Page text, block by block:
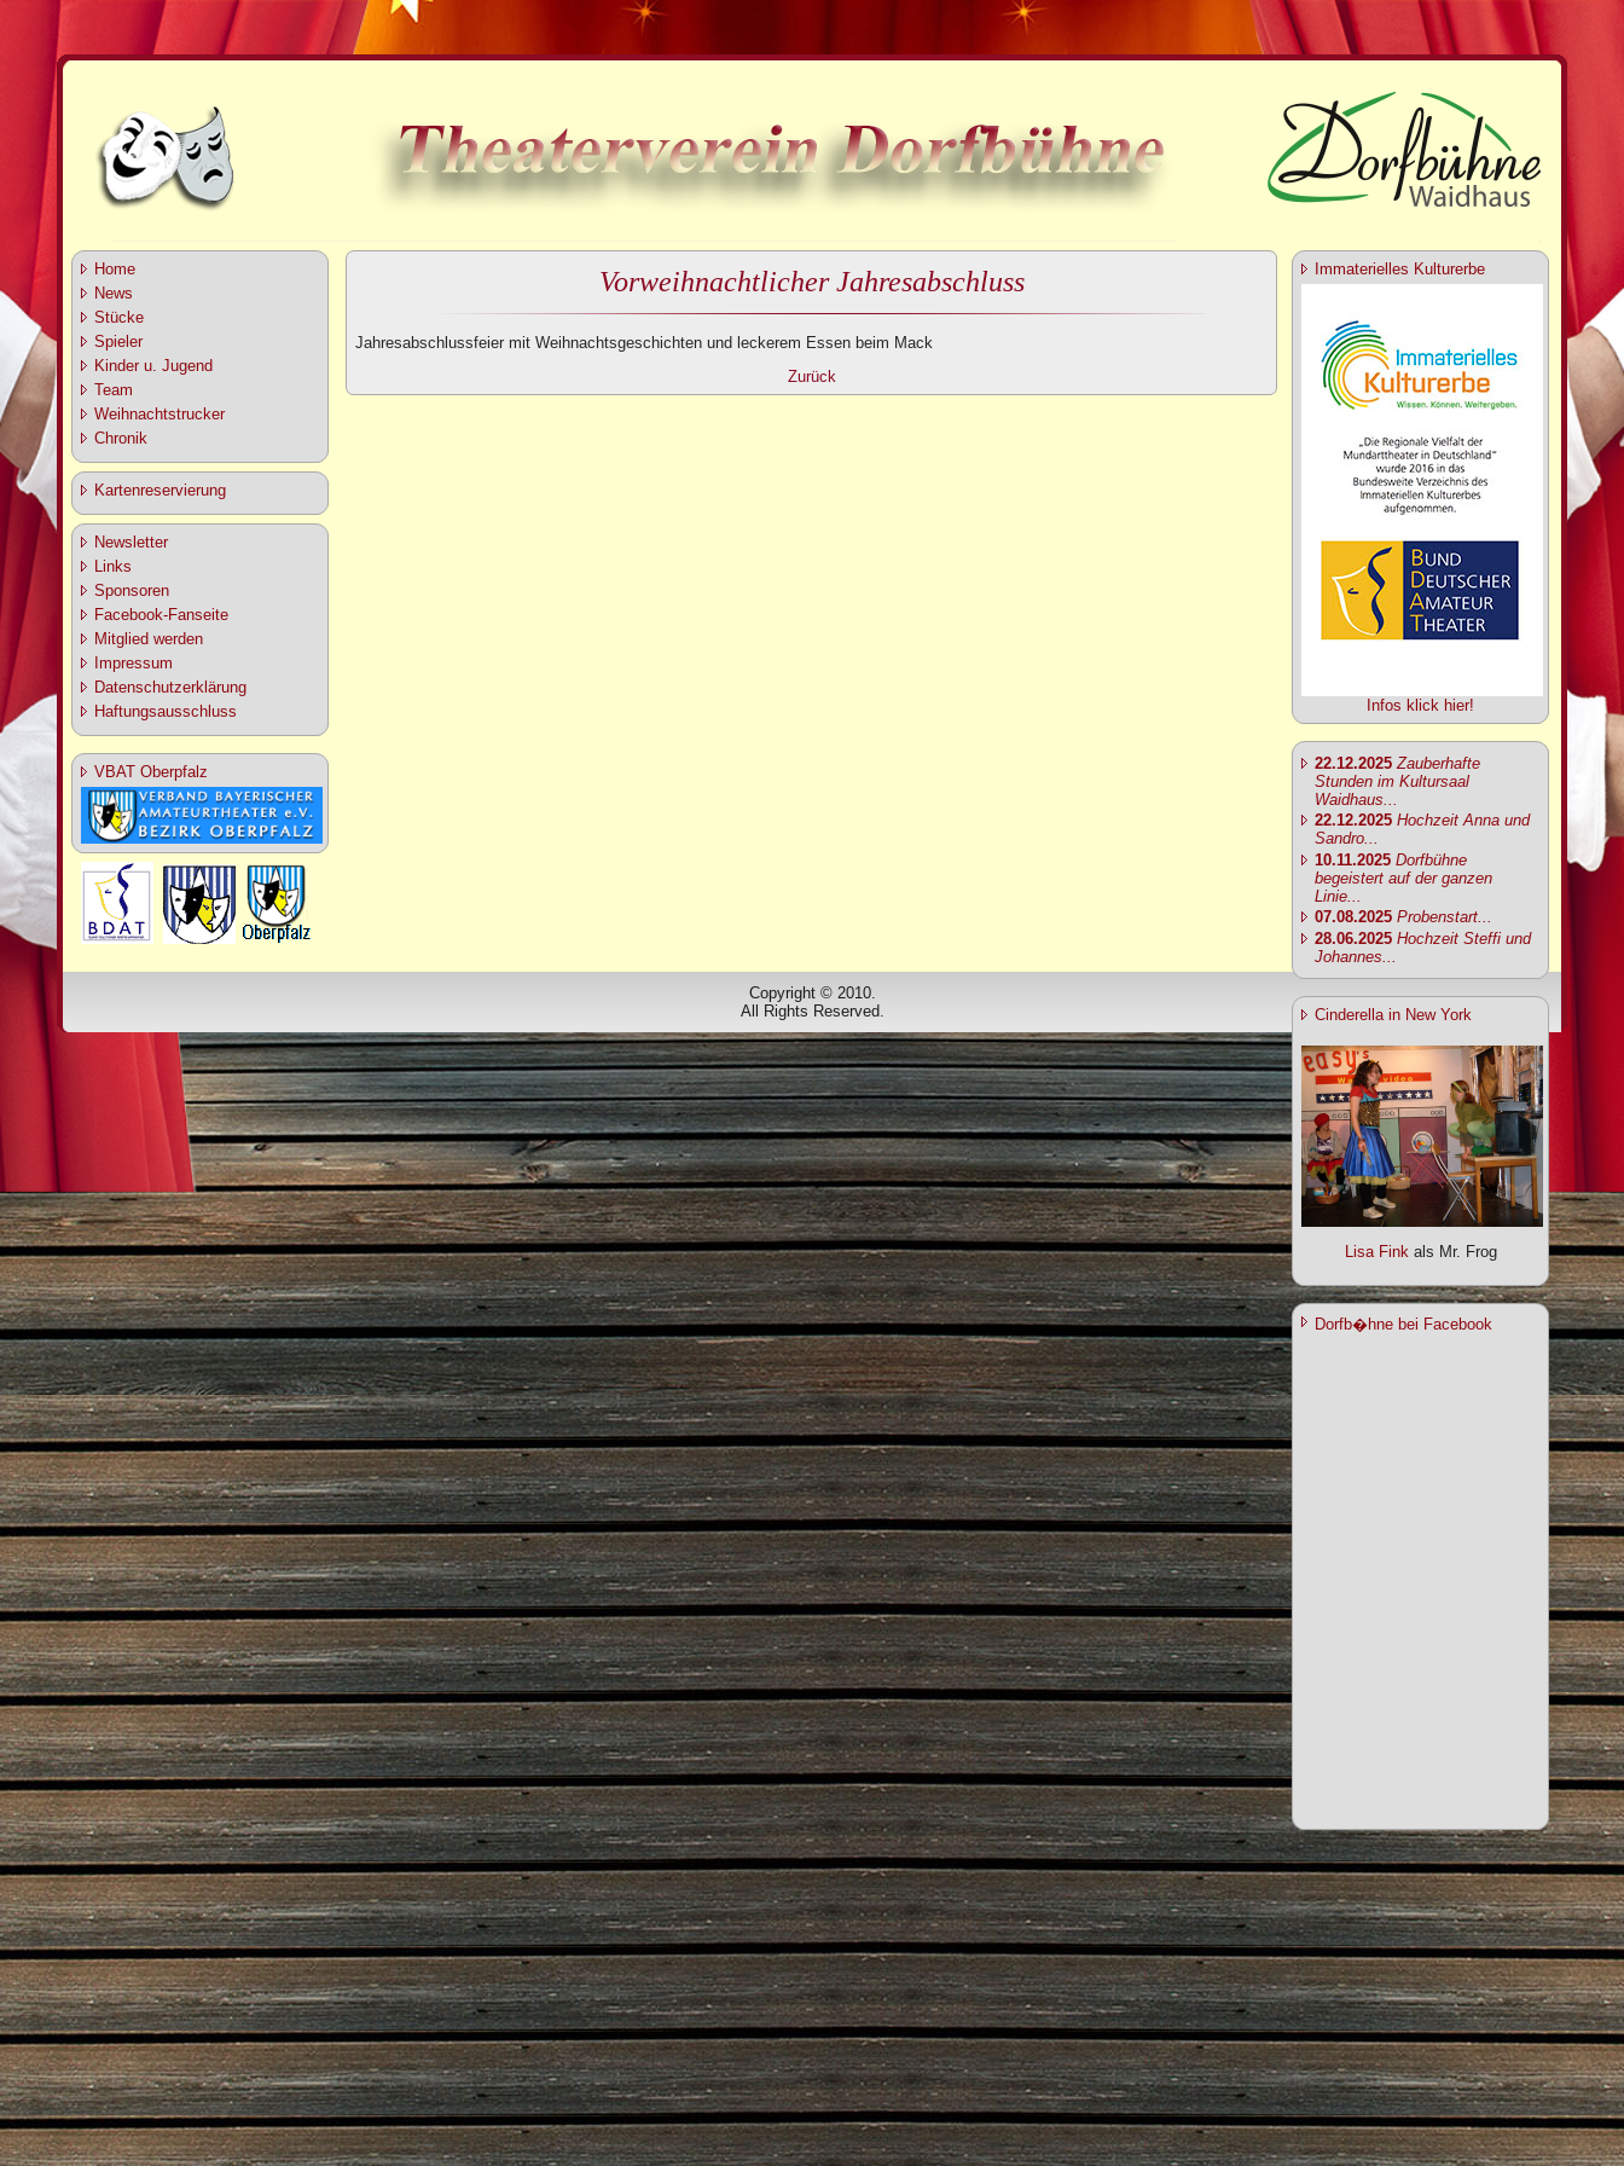
Home
News
Stücke
Spieler
Kinder u. Jugend
Team
Weihnachtstrucker
Chronik
Kartenreservierung
Newsletter
Links
Sponsoren
Facebook-Fanseite
Mitglied werden
Impressum
Datenschutzerklärung
Haftungsausschluss
VBAT Oberpfalz
Vorweihnachtlicher Jahresabschluss
Jahresabschlussfeier mit Weihnachtsgeschichten und leckerem Essen beim Mack
Zurück
Immaterielles Kulturerbe
Infos klick hier!
22.12.2025 Zauberhafte
Stunden im Kultursaal
Waidhaus...
22.12.2025 Hochzeit Anna und
Sandro...
10.11.2025 Dorfbühne
begeistert auf der ganzen
Linie...
07.08.2025 Probenstart...
28.06.2025 Hochzeit Steffi und
Johannes...
Cinderella in New York
Lisa Fink als Mr. Frog
Dorfb�hne bei Facebook
Copyright © 2010.
All Rights Reserved.
Designed by www.dorfbuehne.de